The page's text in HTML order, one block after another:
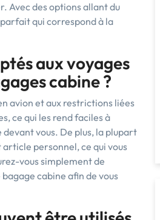
Avec des options allant du
qui correspond à la
aux voyages
cabine ?
avion et aux restrictions liées
ce qui les rend faciles à
vous. De plus, la plupart
personnel, ce qui vous
vous simplement de
cabine afin de vous